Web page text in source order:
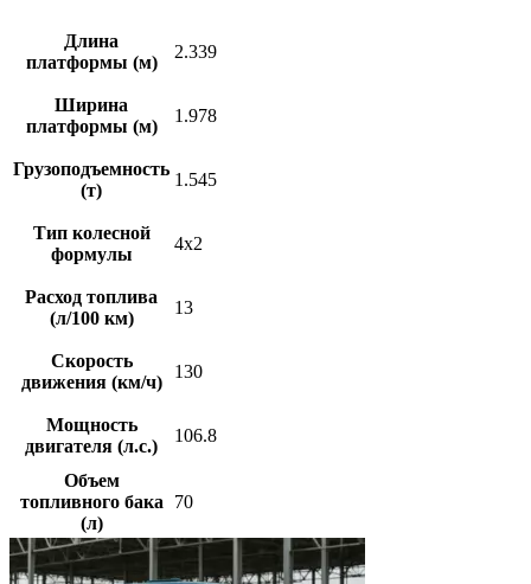
Длина
платформы (м)
2.339
Ширина
платформы (м)
1.978
Грузоподъемность
(т)
1.545
Тип колесной
формулы
4х2
Расход топлива
(л/100 км)
13
Скорость
движения (км/ч)
130
Мощность
двигателя (л.с.)
106.8
Объем
топливного бака
(л)
70